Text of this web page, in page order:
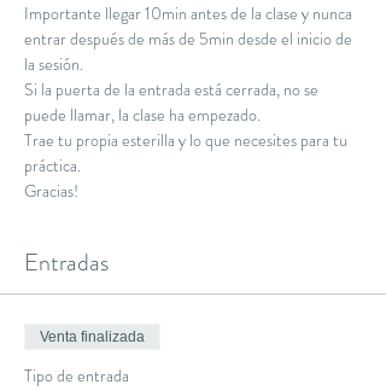
Importante llegar 10min antes de la clase y nunca
entrar después de más de 5min desde el inicio de
la sesión.
Si la puerta de la entrada está cerrada, no se
puede llamar, la clase ha empezado.
Trae tu propia esterilla y lo que necesites para tu
práctica.
Gracias!
Entradas
Venta finalizada
Tipo de entrada